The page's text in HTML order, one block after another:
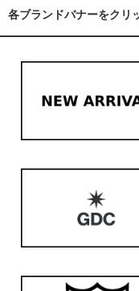
各ブランドバナーをクリ